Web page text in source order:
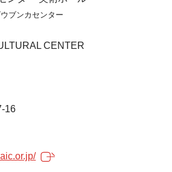
ブンカセンター
CENTER
16